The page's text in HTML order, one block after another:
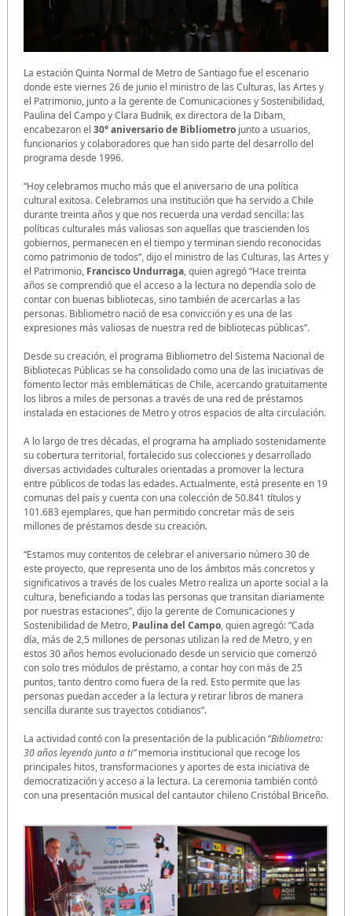
La estación Quinta Normal de Metro de Santiago fue el escenario
donde este viernes 26 de junio el ministro de las Culturas, las Artes y
el Patrimonio, junto a la gerente de Comunicaciones y Sostenibilidad,
Paulina del Campo y Clara Budnik, ex directora de la Dibam,
encabezaron el 30° aniversario de Bibliometro junto a usuarios,
funcionarios y colaboradores que han sido parte del desarrollo del
programa desde 1996.
“Hoy celebramos mucho más que el aniversario de una política
cultural exitosa. Celebramos una institución que ha servido a Chile
durante treinta años y que nos recuerda una verdad sencilla: las
políticas culturales más valiosas son aquellas que trascienden los
gobiernos, permanecen en el tiempo y terminan siendo reconocidas
como patrimonio de todos”, dijo el ministro de las Culturas, las Artes y
el Patrimonio, Francisco Undurraga, quien agregó “Hace treinta
años se comprendió que el acceso a la lectura no dependía solo de
contar con buenas bibliotecas, sino también de acercarlas a las
personas. Bibliometro nació de esa convicción y es una de las
expresiones más valiosas de nuestra red de bibliotecas públicas”.
Desde su creación, el programa Bibliometro del Sistema Nacional de
Bibliotecas Públicas se ha consolidado como una de las iniciativas de
fomento lector más emblemáticas de Chile, acercando gratuitamente
los libros a miles de personas a través de una red de préstamos
instalada en estaciones de Metro y otros espacios de alta circulación.
A lo largo de tres décadas, el programa ha ampliado sostenidamente
su cobertura territorial, fortalecido sus colecciones y desarrollado
diversas actividades culturales orientadas a promover la lectura
entre públicos de todas las edades. Actualmente, está presente en 19
comunas del país y cuenta con una colección de 50.841 títulos y
101.683 ejemplares, que han permitido concretar más de seis
millones de préstamos desde su creación.
“Estamos muy contentos de celebrar el aniversario número 30 de
este proyecto, que representa uno de los ámbitos más concretos y
significativos a través de los cuales Metro realiza un aporte social a la
cultura, beneficiando a todas las personas que transitan diariamente
por nuestras estaciones”, dijo la gerente de Comunicaciones y
Sostenibilidad de Metro, Paulina del Campo, quien agregó: “Cada
día, más de 2,5 millones de personas utilizan la red de Metro, y en
estos 30 años hemos evolucionado desde un servicio que comenzó
con solo tres módulos de préstamo, a contar hoy con más de 25
puntos, tanto dentro como fuera de la red. Esto permite que las
personas puedan acceder a la lectura y retirar libros de manera
sencilla durante sus trayectos cotidianos”.
La actividad contó con la presentación de la publicación “Bibliometro:
30 años leyendo junto a ti”memoria institucional que recoge los
principales hitos, transformaciones y aportes de esta iniciativa de
democratización y acceso a la lectura. La ceremonia también contó
con una presentación musical del cantautor chileno Cristóbal Briceño.